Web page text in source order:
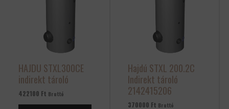
HAJDU STXL300CE
indirekt tároló
422100 Ft Bruttó
Hajdú STXL 200.2C
Indirekt tároló
2142415206
370000 Ft Bruttó